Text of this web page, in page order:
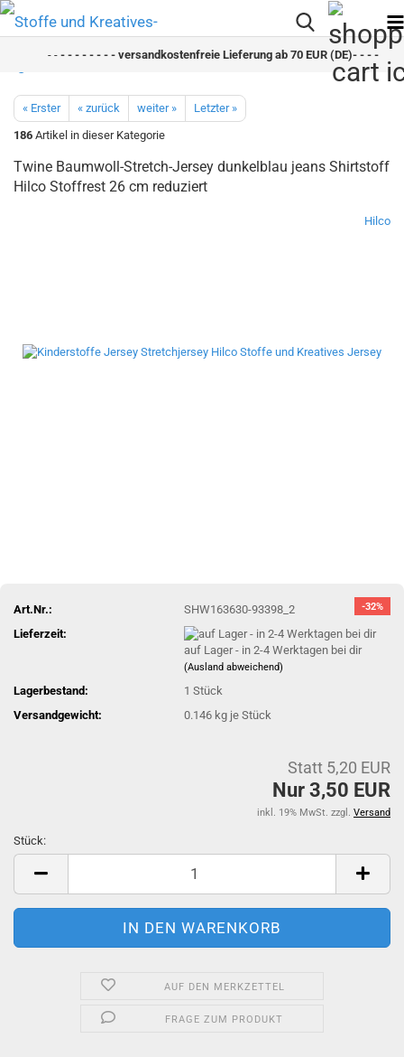
- - - - - - - - versandkostenfreie Lieferung ab 70 EUR (DE)- - - - - - -
« Erster « zurück weiter »
Letzter »
186 Artikel in dieser Kategorie
Twine Baumwoll-Stretch-Jersey dunkelblau jeans Shirtstoff
Hilco Stoffrest 26 cm reduziert
Hilco
-32%
Art.Nr.:
SHW163630-93398_2
Lieferzeit:
auf Lager - in 2-4 Werktagen bei dir
(Ausland abweichend)
Lagerbestand: 1Stück
Versandgewicht:
0.146 kg je Stück
Statt 5,20 EUR
Nur 3,50 EUR
inkl. 19% MwSt. zzgl. Versand
Stück:
Stück
AUF DEN MERKZETTEL
FRAGE ZUM PRODUKT